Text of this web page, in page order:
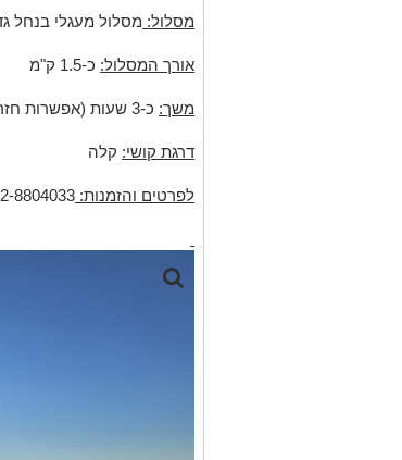
מסלול: מסלול מעגלי בנחל
אורך המסלול: כ-1.5 ק"מ
משך: כ-3 שעות (אפשרות חזרה לרכב בכל שלב)
דרגת קושי: קלה
לפרטים והזמנות: 8804033